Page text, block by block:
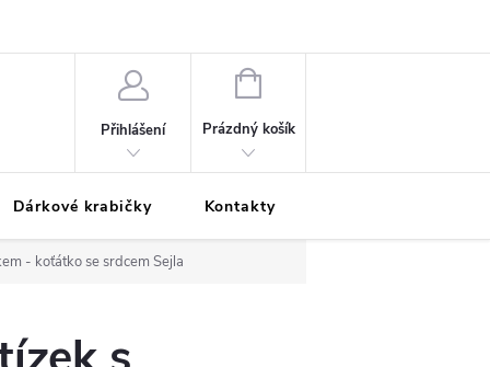
Přihlášení
NÁKUPNÍ
Prázdný košík
Dárkové krabičky Kontakty
- koťátko se srdcem Sejla